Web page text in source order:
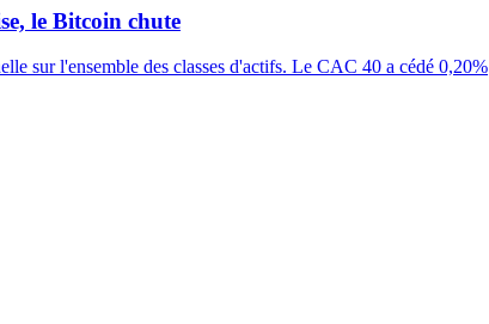
le Bitcoin chute
sur l'ensemble des classes d'actifs. Le CAC 40 a cédé 0,20%